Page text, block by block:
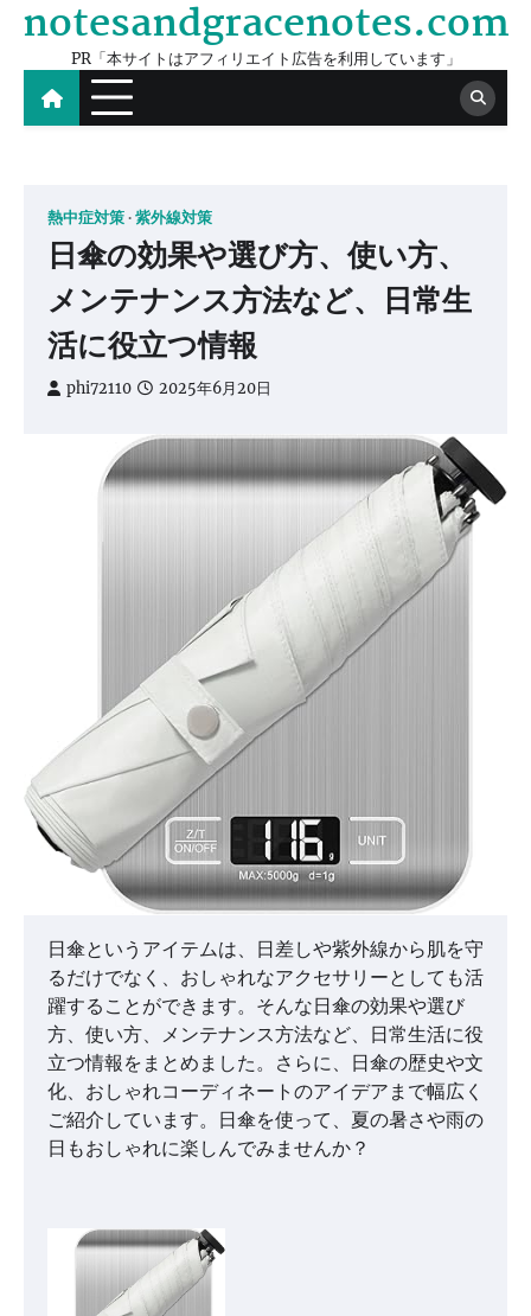
Skip
content
notesandgracenotes.com
PR「本サイトはアフィリエイト広告を利用しています」
熱中症対策 紫外線対策
日傘の効果や選び方、使い方、
メンテナンス方法など、日常生
活に役立つ情報
phi72110 2025年6月20日
日傘というアイテムは、日差しや紫外線から肌を守
るだけでなく、おしゃれなアクセサリーとしても活
躍することができます。そんな日傘の効果や選び
方、使い方、メンテナンス方法など、日常生活に役
立つ情報をまとめました。さらに、日傘の歴史や文
化、おしゃれコーディネートのアイデアまで幅広く
ご紹介しています。日傘を使って、夏の暑さや雨の
日もおしゃれに楽しんでみませんか？